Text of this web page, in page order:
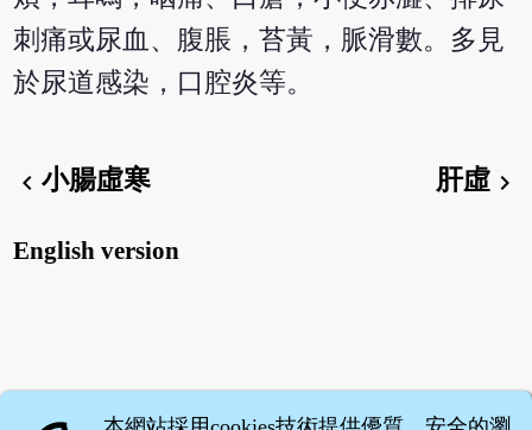
刺痛或尿血、腹脹，苔黃，脈滑數。多見
於尿道感染，口腔炎等。
chevron_left小腸虛寒 肝虛chevron_right
English version